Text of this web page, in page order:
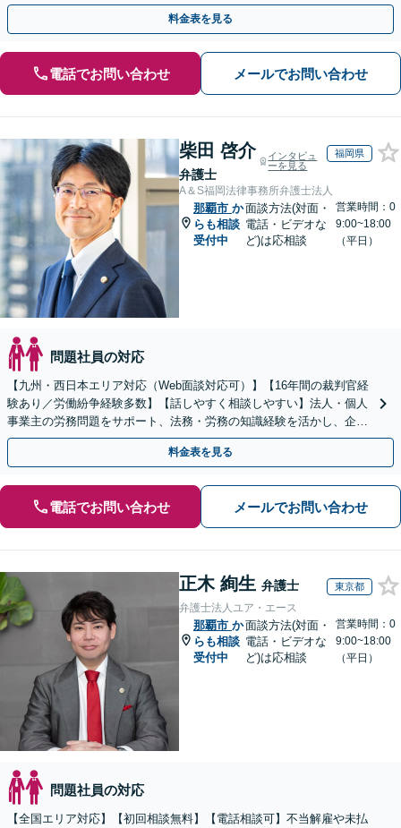
目指します。セカンドオピニオン可【休日・夜間相談可】
料金表を見る
電話でお問い合わせ メールでお問い合わせ
柴田 啓介
弁護士
インタビュ
ーを見る
福岡県
A＆S福岡法律事務所弁護士法人
那覇市 か
らも相談
受付中
面談方法(対面・
電話・ビデオな
ど)は応相談
営業時間：0
9:00~18:00
（平日）
問題社員の対応
【九州・西日本エリア対応（Web面談対応可）】【16年間の裁判官経
験あり／労働紛争経験多数】【話しやすく相談しやすい】法人・個人
事業主の労務問題をサポート、法務・労務の知識経験を活かし、企業
側から御社の労働問題解決に尽力します。
料金表を見る
電話でお問い合わせ メールでお問い合わせ
正木 絢生 弁護士 東京都
弁護士法人ユア・エース
那覇市 か
らも相談
受付中
面談方法(対面・
電話・ビデオな
ど)は応相談
営業時間：0
9:00~18:00
（平日）
問題社員の対応
【全国エリア対応】【初回相談無料】【電話相談可】不当解雇や未払